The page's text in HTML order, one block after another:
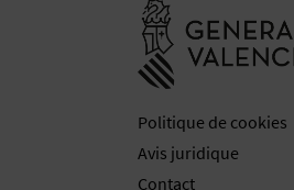
Politique de cookies
Avis juridique
Contact